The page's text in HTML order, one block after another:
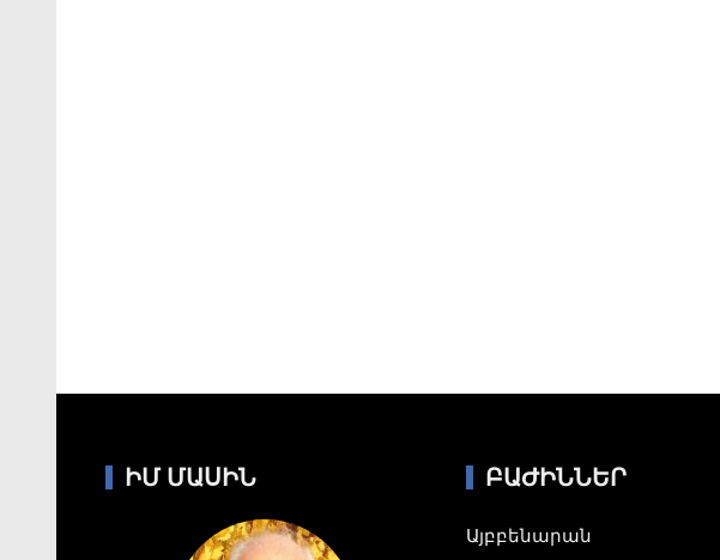
ԻՄ ՄԱՍԻՆ ԲԱԺԻՆՆԵՐ
Այբբենարան